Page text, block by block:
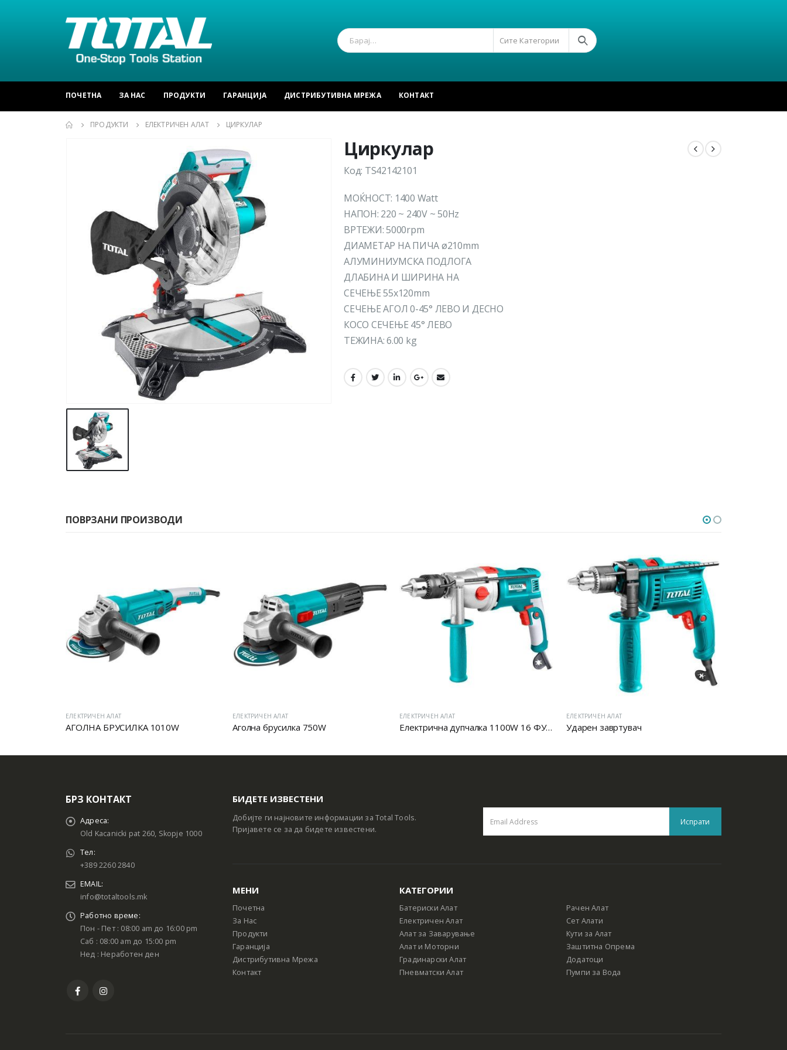
Сите Категории
ПОЧЕТНА ЗА НАС ПРОДУКТИ ГАРАНЦИЈА ДИСТРИБУТИВНА МРЕЖА КОНТАКТ
ПРОДУКТИ ЕЛЕКТРИЧЕН АЛАТ ЦИРКУЛАР
Циркулар
Код: TS42142101
МОЌНОСТ: 1400 Watt
НАПОН: 220 ~ 240V ~ 50Hz
ВРТЕЖИ: 5000rpm
ДИАМЕТАР НА ПИЧА ø210mm
АЛУМИНИУМСКА ПОДЛОГА
ДЛАБИНА И ШИРИНА НА
СЕЧЕЊЕ 55x120mm
СЕЧЕЊЕ АГОЛ 0-45° ЛЕВО И ДЕСНО
КОСО СЕЧЕЊЕ 45° ЛЕВО
ТЕЖИНА: 6.00 kg
ПОВРЗАНИ ПРОИЗВОДИ
ЕЛЕКТРИЧЕН АЛАТ
АГОЛНА БРУСИЛКА 1010W
ЕЛЕКТРИЧЕН АЛАТ
Аголна брусилка 750W
ЕЛЕКТРИЧЕН АЛАТ
Електрична дупчалка 1100W 16 ФУТЕР:
ЕЛЕКТРИЧЕН АЛАТ
Ударен завртувач
БРЗ КОНТАКТ
Адреса:
Old Kacanicki pat 260, Skopje 1000
Тел:
+389 2260 2840
EMAIL:
info@totaltools.mk
Работно време:
Пон - Пет : 08:00 am до 16:00 pm
Саб : 08:00 am до 15:00 pm
Нед : Неработен ден
БИДЕТЕ ИЗВЕСТЕНИ
Добијте ги најновите информации за Total Tools.
Пријавете се за да бидете известени.
МЕНИ
Почетна
За Нас
Продукти
Гаранција
Дистрибутивна Мрежа
Контакт
КАТЕГОРИИ
Батериски Алат
Електричен Алат
Алат за Заварување
Алат и Моторни
Градинарски Алат
Пневматски Алат
Рачен Алат
Сет Алати
Кути за Алат
Заштитна Опрема
Додатоци
Пумпи за Вода